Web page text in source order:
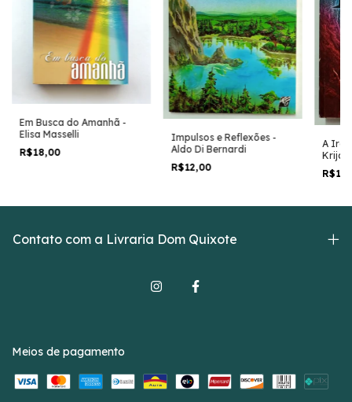
Em Busca do Amanhã -
Elisa Masselli
R$18,00
Impulsos e Reflexões -
Aldo Di Bernardi
R$12,00
A Ira
Contato com a Livraria Dom Quixote
Meios de pagamento